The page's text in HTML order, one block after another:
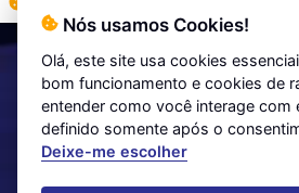
SAC +55 11
Nós usamos Cookies!
Olá, este site usa cookies
bom funcionamento e cookies de
entender como você interage com
definido somente após o
Deixe-me escolher